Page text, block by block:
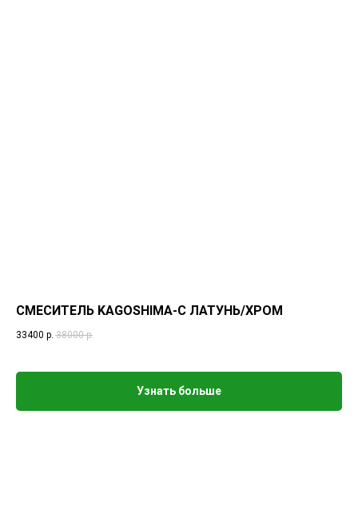
СМЕСИТЕЛЬ KAGOSHIMA-C ЛАТУНЬ/ХРОМ
33400 р. 38000 р.
Узнать больше